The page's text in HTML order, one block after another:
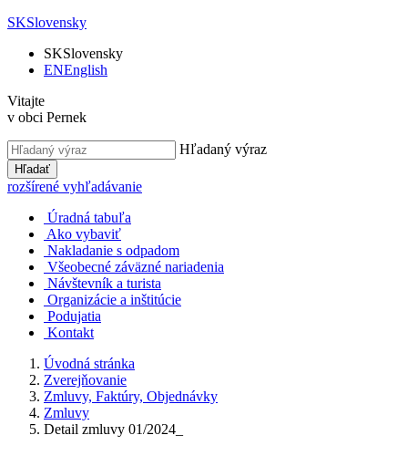
SKSlovensky
SKSlovensky
ENEnglish
Vitajte
v obci Pernek
Hľadaný výraz
Hľadať
rozšírené vyhľadávanie
Úradná tabuľa
Ako vybaviť
Nakladanie s odpadom
Všeobecné záväzné nariadenia
Návštevník a turista
Organizácie a inštitúcie
Podujatia
Kontakt
Úvodná stránka
Zverejňovanie
Zmluvy, Faktúry, Objednávky
Zmluvy
Detail zmluvy 01/2024_